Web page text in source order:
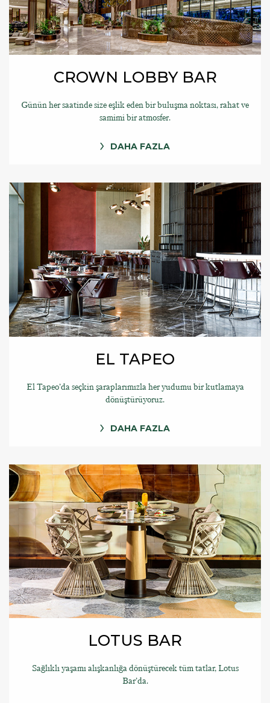
CROWN LOBBY BAR
Günün her saatinde size eşlik eden bir buluşma noktası, rahat ve
samimi bir atmosfer.
DAHA FAZLA
EL TAPEO
El Tapeo’da seçkin şaraplarımızla her yudumu bir kutlamaya
dönüştürüyoruz.
DAHA FAZLA
LOTUS BAR
Sağlıklı yaşamı alışkanlığa dönüştürecek tüm tatlar, Lotus
Bar’da.